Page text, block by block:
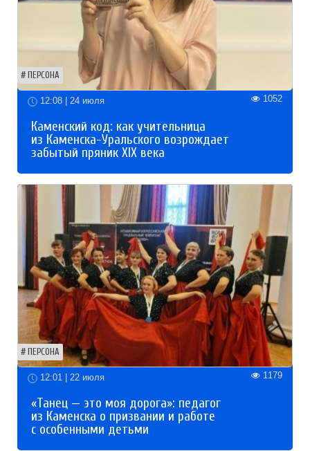
ПЕРСОНА
12:08 | 24 июля 1052
Каменский код: как учительница
из Каменска-Уральского возрождает
забытый пряник XIX века
ПЕРСОНА
12:01 | 22 июля 1179
«Танец — это моя дорога»: педагог
из Каменска о призвании и работе
с особенными детьми